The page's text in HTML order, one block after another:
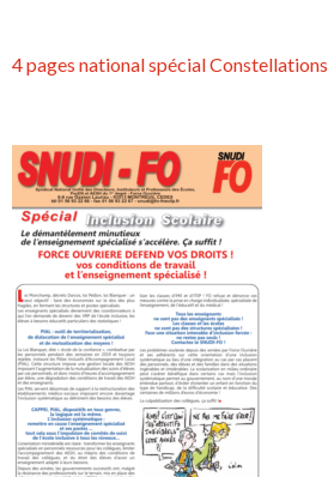
4 pages national spécial Constellations